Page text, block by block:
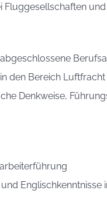
Fluggesellschaften
den Bereich
Denkweise,
Englischkenntnisse